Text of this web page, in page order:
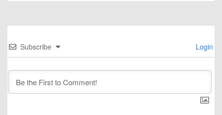
Subscribe Login